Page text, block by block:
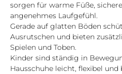
sorgen für warme Füße,
angenehmes Laufgefühl.
Gerade auf glatten Böden
Ausrutschen und bieten
Spielen und Toben.
Kinder sind ständig in
Hausschuhe leicht, flexibel